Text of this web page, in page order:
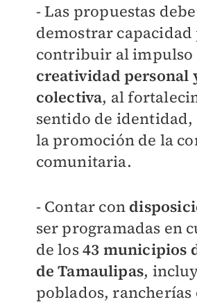
- Las propuestas
demostrar capacidad
contribuir al impulso
creatividad personal
colectiva, al
sentido de identidad,
la promoción de la
comunitaria.
- Contar con
ser programadas en
de los43 municipios
de Tamaulipas,
poblados, rancherías